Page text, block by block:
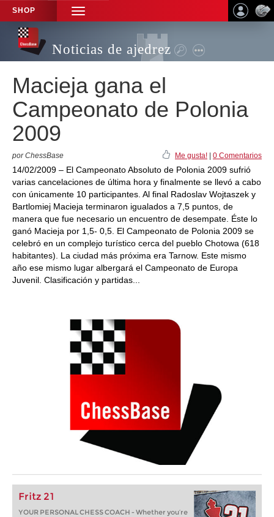
SHOP
TOGGLE
NAVIGATION
Noticias de ajedrez
Macieja gana el
Campeonato de Polonia
2009
por ChessBase Me gusta! 0 Comentarios
14/02/2009 – El Campeonato Absoluto de Polonia 2009 sufrió
varias cancelaciones de última hora y finalmente se llevó a cabo
con únicamente 10 participantes. Al final Radoslav Wojtaszek y
Bartlomiej Macieja terminaron igualados a 7,5 puntos, de
manera que fue necesario un encuentro de desempate. Éste lo
ganó Macieja por 1,5- 0,5. El Campeonato de Polonia 2009 se
celebró en un complejo turístico cerca del pueblo Chotowa (618
habitantes). La ciudad más próxima era Tarnow. Este mismo
año ese mismo lugar albergará el Campeonato de Europa
Juvenil. Clasificación y partidas...
Fritz 21
YOUR PERSONAL CHESS COACH - Whether you’re